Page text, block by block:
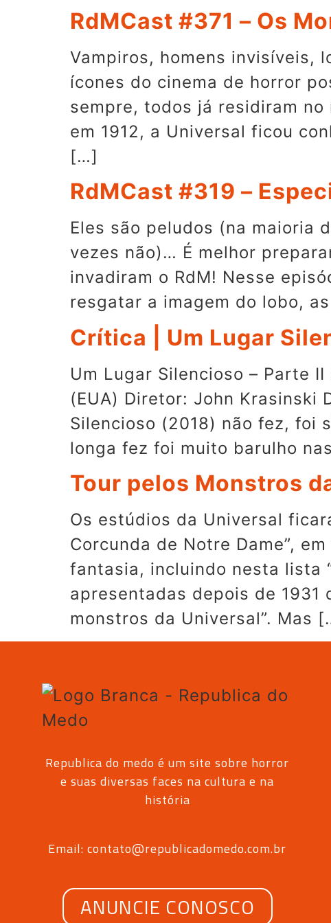
RdMCast #371 – Os
Vampiros, homens invisíveis,
ícones do cinema de horror
sempre, todos já residiram
em 1912, a Universal ficou
[…]
RdMCast #319 –
Eles são peludos (na maioria
vezes não)… É melhor
invadiram o RdM! Nesse
resgatar a imagem do lobo,
Crítica | Um Lugar
Um Lugar Silencioso – Parte
(EUA) Diretor: John Krasinski
Silencioso (2018) não fez, foi
longa fez foi muito barulho
Tour pelos Monstros
Os estúdios da Universal
Corcunda de Notre Dame”,
fantasia, incluindo nesta lista
apresentadas depois de 1931
monstros da Universal”. Mas
Republica do medo é um site sobre horror
e suas diversas faces na cultura e na
história
Email: contato@republicadomedo.com.br
ANUNCIE CONOSCO